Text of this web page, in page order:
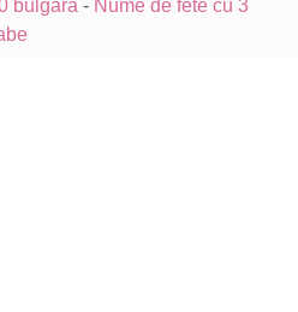
bulgară - Nume de fete cu 3